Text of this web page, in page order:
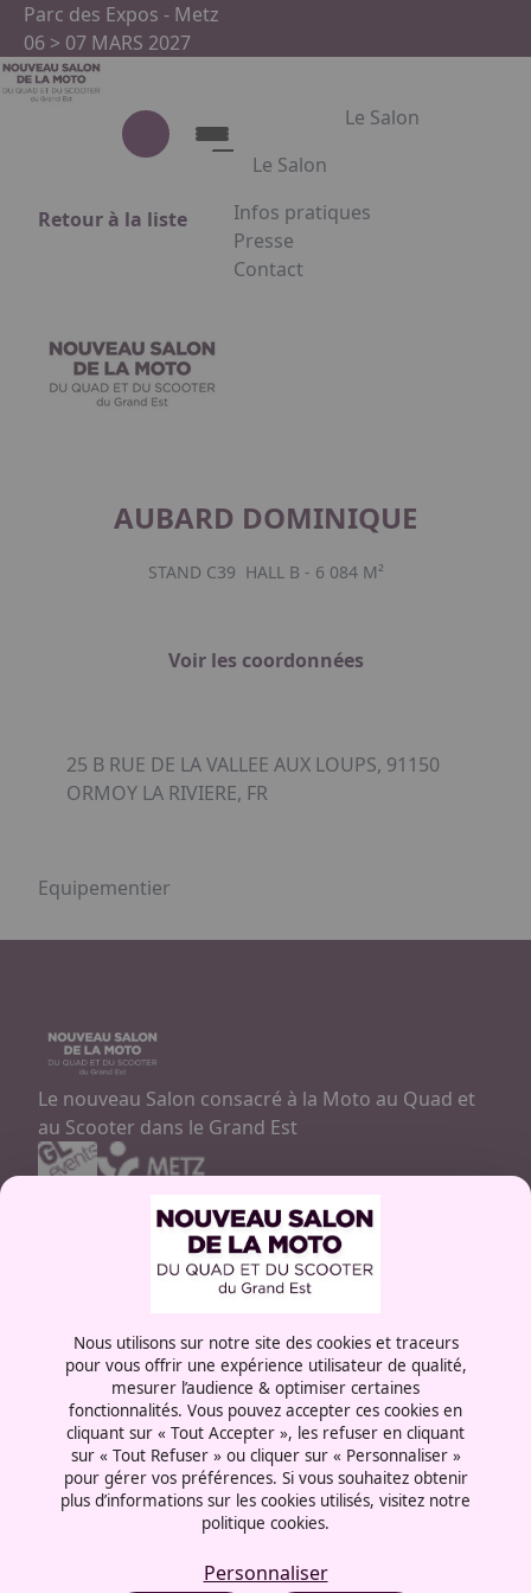
Aller au contenu principal
Parc des Expos - Metz
06 > 07 MARS 2027
Le Salon
Le Salon
Le Salon
Présentation du salon
Infos pratiques
Presse
Contact
Retour à la liste
AUBARD DOMINIQUE
STAND C39 HALL B - 6 084 M²
Voir les coordonnées
25 B RUE DE LA VALLEE AUX LOUPS, 91150
ORMOY LA RIVIERE, FR
Equipementier
Le nouveau Salon consacré à la Moto au Quad et
au Scooter dans le Grand Est
Rue de la Grange aux bois
57072 - Metz
France
Mentions légales
Panneau de gestion des cookies
Nous utilisons sur notre site des cookies et traceurs
pour vous offrir une expérience utilisateur de qualité,
mesurer l’audience & optimiser certaines
fonctionnalités. Vous pouvez accepter ces cookies en
cliquant sur « Tout Accepter », les refuser en cliquant
sur « Tout Refuser » ou cliquer sur « Personnaliser »
pour gérer vos préférences. Si vous souhaitez obtenir
plus d’informations sur les cookies utilisés, visitez notre
politique cookies.
Personnaliser